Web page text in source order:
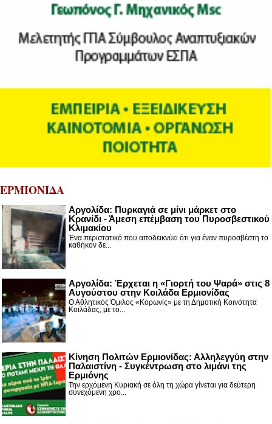
ΕΡΜΙΟΝΙΔΑ
Αργολίδα: Πυρκαγιά σε μίνι μάρκετ στο
Κρανίδι - Άμεση επέμβαση του Πυροσβεστικού
Κλιμακίου
Ένα περιστατικό που αποδεικνύει ότι για έναν πυροσβέστη το
καθήκον δε...
Αργολίδα: Έρχεται η «Γιορτή του Ψαρά» στις 8
Αυγούστου στην Κοιλάδα Ερμιονίδας
Ο Αθλητικός Όμιλος «Κορωνίς» με τη Δημοτική Κοινότητα
Κοιλάδας, με το...
Κίνηση Πολιτών Ερμιονίδας: Αλληλεγγύη στην
Παλαιστίνη - Συγκέντρωση στο λιμάνι της
Ερμιόνης
Την ερχόμενη Κυριακή σε όλη τη χώρα γίνεται για δεύτερη
συνεχόμενη χρο...